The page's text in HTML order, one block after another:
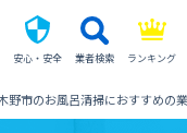
安心・安全 業者検索 ランキング
野市のお風呂清掃におすすめの